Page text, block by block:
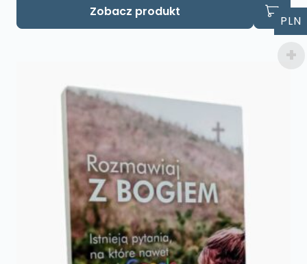
Zobacz produkt
PLN